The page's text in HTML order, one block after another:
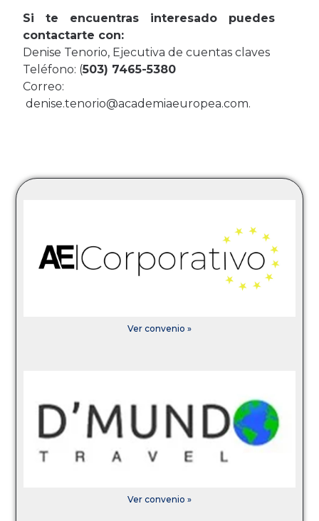
Si te encuentras interesado puedes
contactarte con:
Denise Tenorio, Ejecutiva de cuentas claves
Teléfono: (503) 7465-5380
Correo:
denise.tenorio@academiaeuropea.com.
Ver convenio »
Ver convenio »